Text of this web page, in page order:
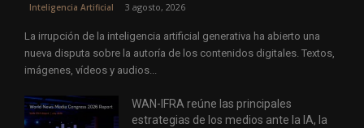
Inteligencia Artificial 3 agosto, 2026
La irrupción de la inteligencia artificial generativa ha abierto una
nueva disputa sobre la autoría de los contenidos digitales. Textos,
imágenes, vídeos y audios...
WAN-IFRA reúne las principales
estrategias de los medios ante la IA, la